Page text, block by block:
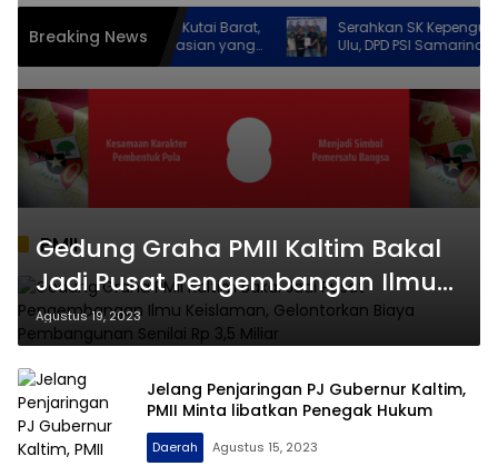
Breaking News
dan Pemkab Kutai Barat,
Keimigrasian yang
Serahkan SK Kepengurusan
Ulu, DPD PSI Samarinda
Mengabdi Untuk Rakyat
PMII
Gedung Graha PMII Kaltim Bakal
Jadi Pusat Pengembangan Ilmu
Keislaman, Gelontorkan Biaya
Pembangunan Senilai Rp 3,5
Miliar
Agustus 19, 2023
Jelang Penjaringan PJ Gubernur Kaltim,
PMII Minta libatkan Penegak Hukum
Daerah Agustus 15, 2023